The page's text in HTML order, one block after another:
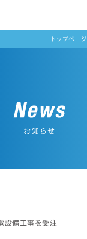
トップページ
お知らせ
設備工事を受注